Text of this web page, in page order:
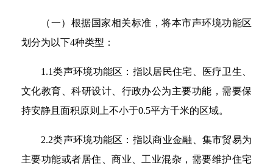
（一）根据国家相关标准，将本市声环境功能区
划分为以下4种类型：
1.1类声环境功能区：指以居民住宅、医疗卫生、
文化教育、科研设计、行政办公为主要功能，需要保
持安静且面积原则上不小于0.5平方千米的区域。
2.2类声环境功能区：指以商业金融、集市贸易为
主要功能或者居住、商业、工业混杂，需要维护住宅